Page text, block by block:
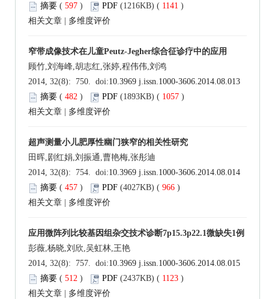
摘要 ( 597 ) PDF (1216KB) ( 1141 )
相关文章
多维度评价
窄带成像技术在儿童Peutz-Jegher综合征诊疗中的应用
顾竹,刘海峰,胡志红,张婷,程伟伟,刘鸿
2014, 32(8): 750. doi:10.3969 j.issn.1000-3606.2014.08.013
摘要 ( 482 ) PDF (1893KB) ( 1057 )
相关文章
多维度评价
超声测量小儿肥厚性幽门狭窄的相关性研究
田晖,剧红娟,刘振通,曹艳梅,张彤迪
2014, 32(8): 754. doi:10.3969 j.issn.1000-3606.2014.08.014
摘要 ( 457 ) PDF (4027KB) ( 966 )
相关文章
多维度评价
应用微阵列比较基因组杂交技术诊断7p15.3p22.1微缺失1例
彭薇,杨晓,刘欣,吴虹林,王艳
2014, 32(8): 757. doi:10.3969 j.issn.1000-3606.2014.08.015
摘要 ( 512 ) PDF (2437KB) ( 1123 )
相关文章
多维度评价